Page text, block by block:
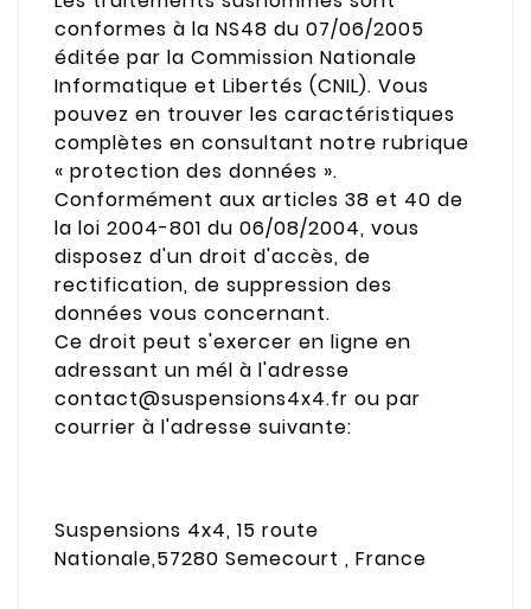
conformes à la NS48 du 07/06/2005
éditée par la Commission Nationale
Informatique et Libertés (CNIL). Vous
pouvez en trouver les caractéristiques
complètes en consultant notre rubrique
« protection des données ».
Conformément aux articles 38 et 40 de
la loi 2004-801 du 06/08/2004, vous
disposez d'un droit d'accès, de
rectification, de suppression des
données vous concernant.
Ce droit peut s'exercer en ligne en
adressant un mél à l'adresse
contact@suspensions4x4.fr ou par
courrier à l'adresse suivante:
Suspensions 4x4, 15 route
Nationale,57280 Semecourt , France